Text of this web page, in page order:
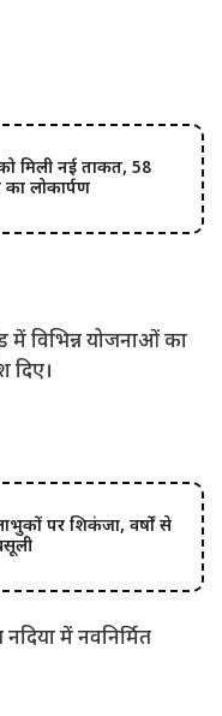
मिली नई ताकत, 58
लोकार्पण
में विभिन्न योजनाओं का
दिए।
पर शिकंजा, वर्षों से
में नवनिर्मित